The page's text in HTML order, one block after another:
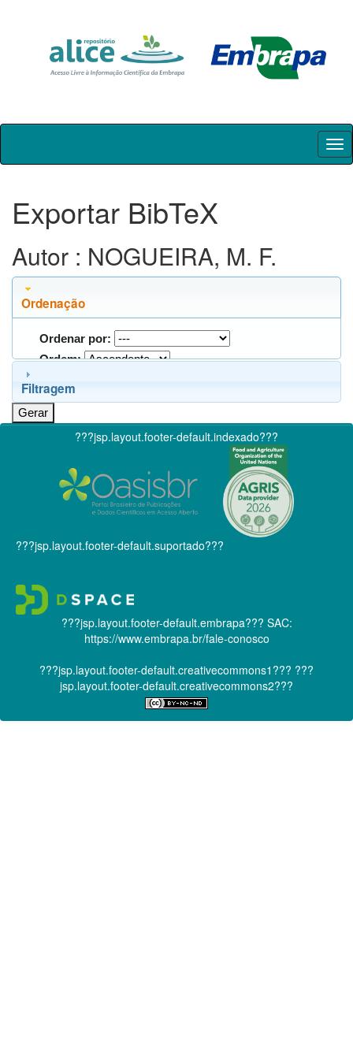
Skip
Exportar BibTeX
Autor : NOGUEIRA, M. F.
Ordenação
Ordenar por:
Ordem:
Filtragem
???jsp.layout.footer-default.indexado???
???jsp.layout.footer-default.suportado???
???jsp.layout.footer-default.embrapa??? SAC:
https://www.embrapa.br/fale-conosco
???jsp.layout.footer-default.creativecommons1??? ???
jsp.layout.footer-default.creativecommons2???